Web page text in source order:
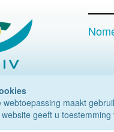
webtoepassing maakt
geeft u